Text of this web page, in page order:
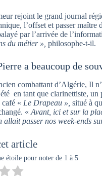
rejoint le grand journal
l’offset et passer maître
par l’arrivée de
du métier », philosophe-t-il.
a beaucoup de
combattant d’Algérie, Il
en tant que clarinettiste, un
café « Le Drapeau », situé à
« Avant, ici et sur la
allait passer nos week-ends
article
étoile pour noter de 1 à 5